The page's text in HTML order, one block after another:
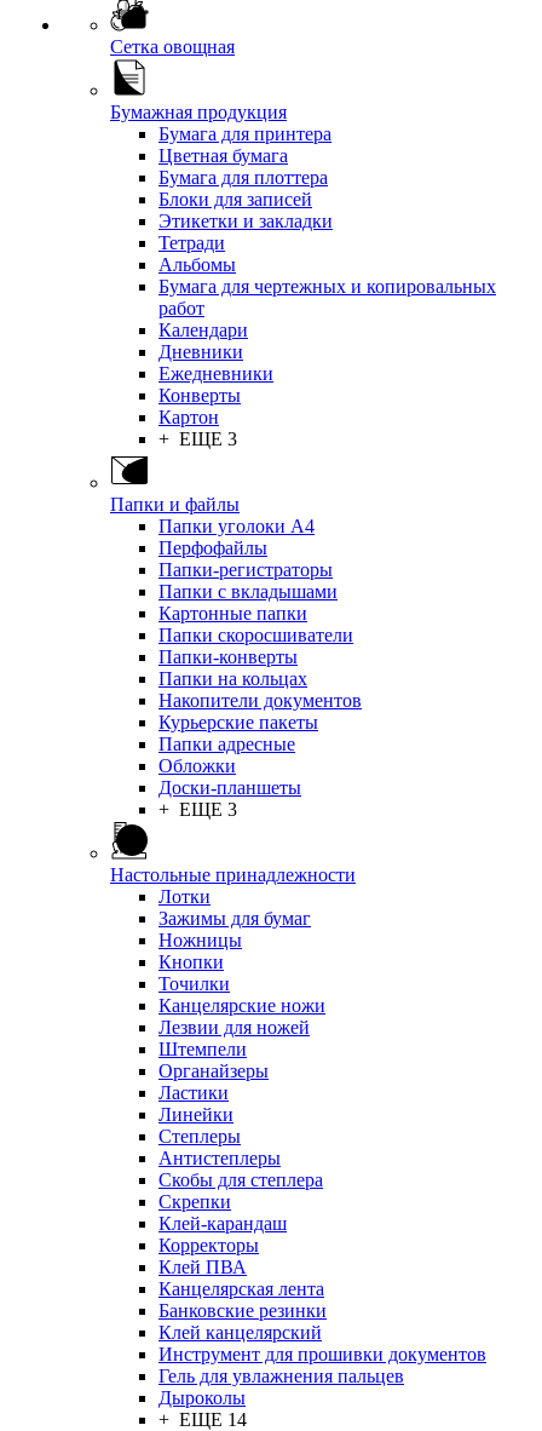
Сетка овощная
Бумажная продукция
Бумага для принтера
Цветная бумага
Бумага для плоттера
Блоки для записей
Этикетки и закладки
Тетради
Альбомы
Бумага для чертежных и копировальных
работ
Календари
Дневники
Ежедневники
Конверты
Картон
+ ЕЩЕ 3
Папки и файлы
Папки уголоки А4
Перфофайлы
Папки-регистраторы
Папки с вкладышами
Картонные папки
Папки скоросшиватели
Папки-конверты
Папки на кольцах
Накопители документов
Курьерские пакеты
Папки адресные
Обложки
Доски-планшеты
+ ЕЩЕ 3
Настольные принадлежности
Лотки
Зажимы для бумаг
Ножницы
Кнопки
Точилки
Канцелярские ножи
Лезвии для ножей
Штемпели
Органайзеры
Ластики
Линейки
Степлеры
Антистеплеры
Скобы для степлера
Скрепки
Клей-карандаш
Корректоры
Клей ПВА
Канцелярская лента
Банковские резинки
Клей канцелярский
Инструмент для прошивки документов
Гель для увлажнения пальцев
Дыроколы
+ ЕЩЕ 14